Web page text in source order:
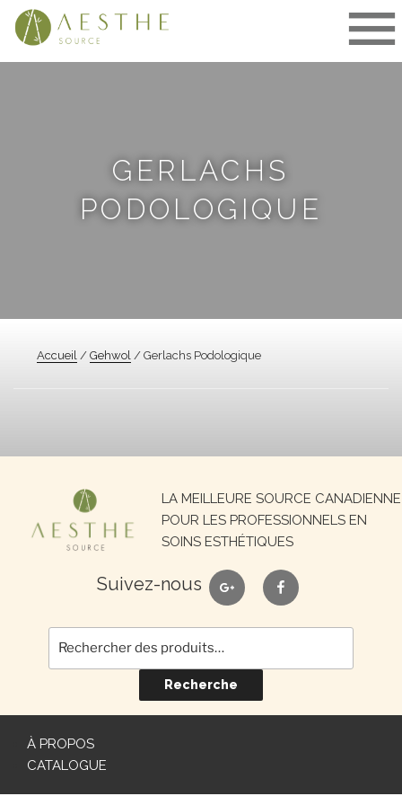
Aller
GERLACHS
PODOLOGIQUE
Accueil / Gehwol / Gerlachs Podologique
LA MEILLEURE SOURCE CANADIENNE
POUR LES PROFESSIONNELS EN
SOINS ESTHÉTIQUES
Suivez-nous google facebook
Recherche
pour :
Recherche
À PROPOS
CATALOGUE